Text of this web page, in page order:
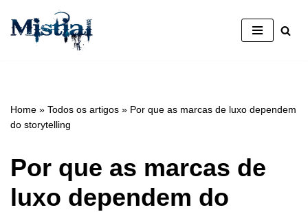
Avançar
Home » Todos os artigos » Por que as marcas de luxo dependem
do storytelling
Por que as marcas de
luxo dependem do